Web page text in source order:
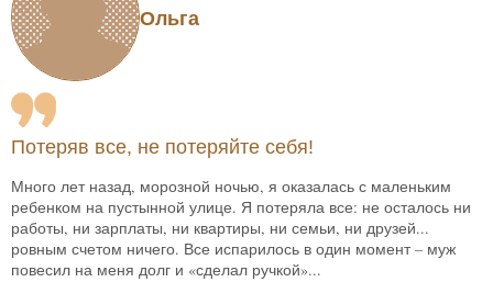
Ольга
Потеряв все, не потеряйте себя!
Много лет назад, морозной ночью, я оказалась с маленьким
ребенком на пустынной улице. Я потеряла все: не осталось ни
работы, ни зарплаты, ни квартиры, ни семьи, ни друзей...
ровным счетом ничего. Все испарилось в один момент – муж
повесил на меня долг и «сделал ручкой»...